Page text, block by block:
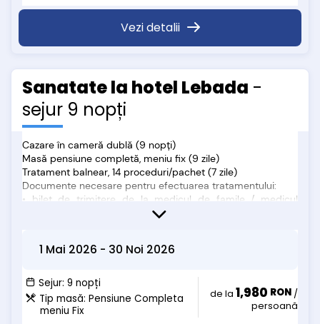
sunt de Luni pana Vineri
Vezi detalii
Sanatate la hotel Lebada -
sejur 9 nopți
Cazare în cameră dublă (9 nopți)
Masă pensiune completă, meniu fix (9 zile)
Tratament balnear, 14 proceduri/pachet (7 zile)
Documente necesare pentru efectuarea tratamentului:
• bilet de trimitere de la medicul de famile / medicul
• adeverinta de salariat / cupon de pensie / certificat de
Zilele in care se efectueaza proceduri in baza de tratament
sunt de Luni pana Vineri
1 Mai 2026 - 30 Noi 2026
Sejur: 9 nopți
Tip masă: Pensiune Completa
meniu Fix
de la 1,980 RON /
persoană